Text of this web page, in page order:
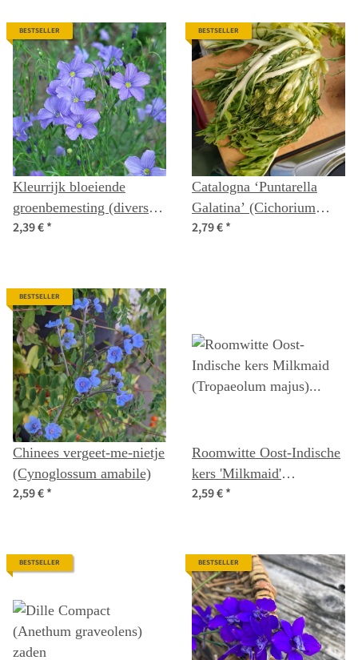
BESTSELLER
Kleurrijk bloeiende
groenbemesting (diverse
soorten en variëteiten)
2,39 €*
BESTSELLER
Catalogna ‘Puntarella
Galatina’ (Cichorium
intybus var. foliosum)
2,79 €*
BESTSELLER
Chinees vergeet-me-nietje
(Cynoglossum amabile)
2,59 €*
Roomwitte Oost-Indische
kers 'Milkmaid'
(Tropaeolum majus)
2,59 €*
BESTSELLER BESTSELLER